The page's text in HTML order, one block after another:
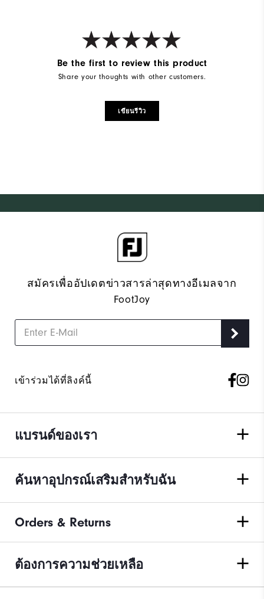
Be the first to review this product
Share your thoughts with other customers.
เขียนรีวิว
สมัครเพื่ออัปเดตข่าวสารล่าสุดทางอีเมลจาก
FootJoy
เข้าร่วมได้ที่ลิงค์นี้
แบรนด์ของเรา
ค้นหาอุปกรณ์เสริมสำหรับฉัน
Orders & Returns
ต้องการความช่วยเหลือ